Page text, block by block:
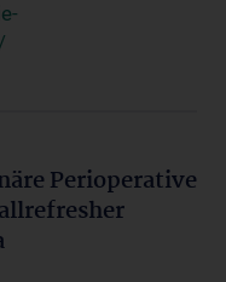
Perioperative